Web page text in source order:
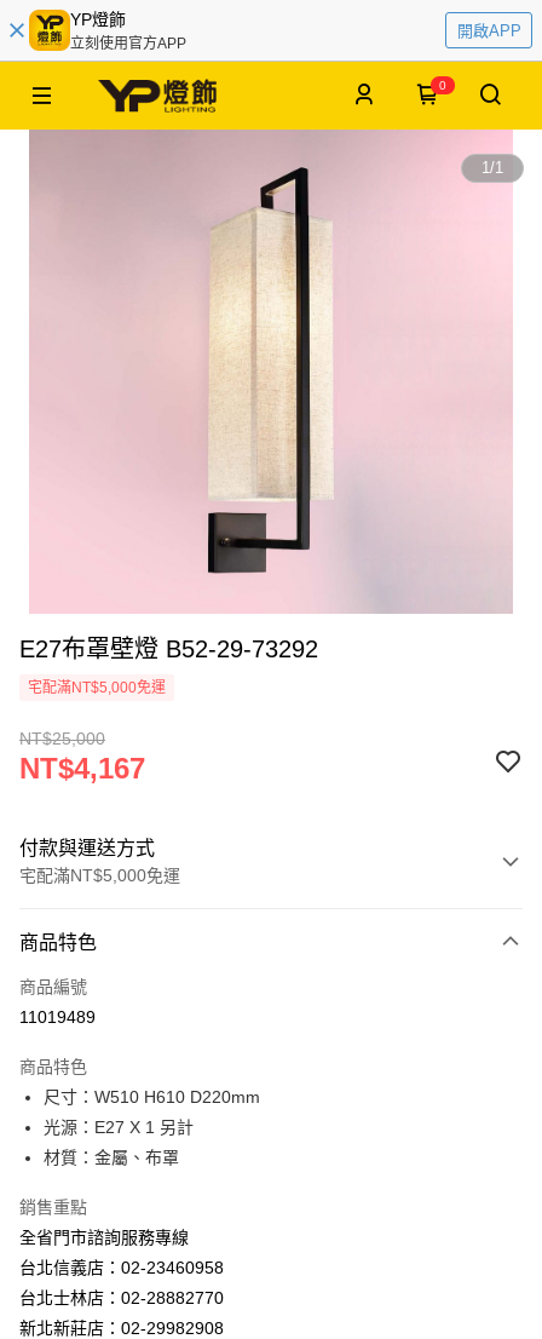
YP燈飾
立刻使用官方APP
開啟APP
0
1/1
E27布罩壁燈 B52-29-73292
宅配滿NT$5,000免運
NT$25,000
NT$4,167
付款與運送方式
宅配滿NT$5,000免運
信用卡一次付款
LINE Pay
街口支付
悠遊付
全盈+PAY
AFTEE先享後付
相關說明
【關於「AFTEE先享後付」】
商品特色
商品編號
11019489
商品特色
尺寸：W510 H610 D220mm
光源：E27 X 1 另計
材質：金屬、布罩
銷售重點
全省門市諮詢服務專線
台北信義店：02-23460958
台北士林店：02-28882770
新北新莊店：02-29982908